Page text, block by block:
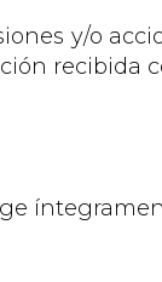
y/o
recibida